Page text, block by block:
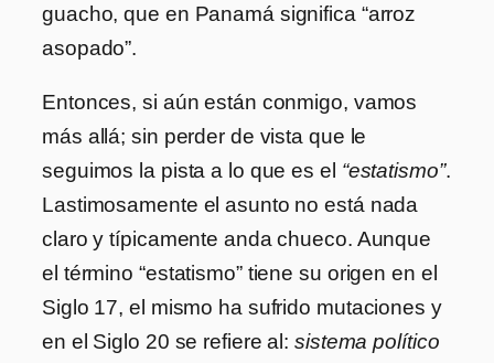
guacho, que en Panamá significa “arroz
asopado”.
Entonces, si aún están conmigo, vamos
más allá; sin perder de vista que le
seguimos la pista a lo que es el “estatismo”.
Lastimosamente el asunto no está nada
claro y típicamente anda chueco. Aunque
el término “estatismo” tiene su origen en el
Siglo 17, el mismo ha sufrido mutaciones y
en el Siglo 20 se refiere al: sistema político